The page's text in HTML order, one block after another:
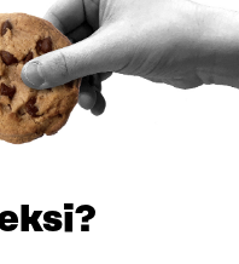
ja yleisemmin
ovat niin
ylivalta kuin
yhä pienemmälle